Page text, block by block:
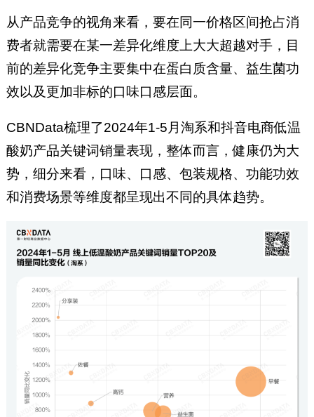
从产品竞争的视角来看，要在同一价格区间抢占消
费者就需要在某一差异化维度上大大超越对手，目
前的差异化竞争主要集中在蛋白质含量、益生菌功
效以及更加非标的口味口感层面。
CBNData梳理了2024年1-5月淘系和抖音电商低温
酸奶产品关键词销量表现，整体而言，健康仍为大
势，细分来看，口味、口感、包装规格、功能功效
和消费场景等维度都呈现出不同的具体趋势。